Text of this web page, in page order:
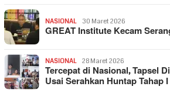
NASIONAL 30 Maret 2026
GREAT Institute Kecam
NASIONAL 28 Maret 2026
Tercepat di Nasional, Tapsel
Usai Serahkan Huntap Tahap I